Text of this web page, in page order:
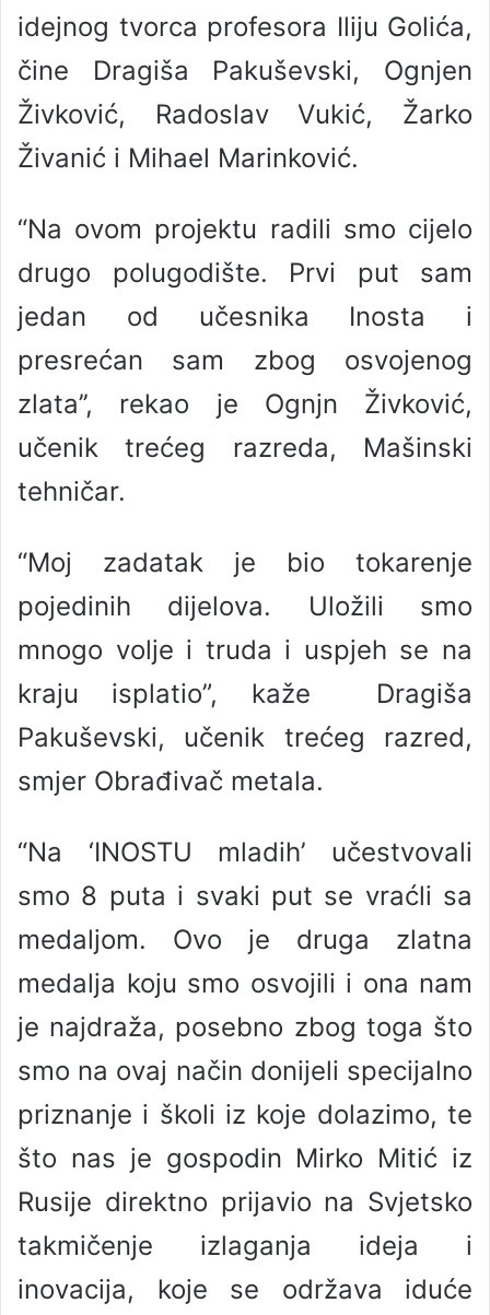
idejnog tvorca profesora Iliju Golića,
čine Dragiša Pakuševski, Ognjen
Živković, Radoslav Vukić, Žarko
Živanić i Mihael Marinković.
“Na ovom projektu radili smo cijelo
drugo polugodište. Prvi put sam
jedan od učesnika Inosta i
presrećan sam zbog osvojenog
zlata’’, rekao je Ognjn Živković,
učenik trećeg razreda, Mašinski
tehničar.
“Moj zadatak je bio tokarenje
pojedinih dijelova. Uložili smo
mnogo volje i truda i uspjeh se na
kraju isplatio”, kaže Dragiša
Pakuševski, učenik trećeg razred,
smjer Obrađivač metala.
“Na ‘INOSTU mladih’ učestvovali
smo 8 puta i svaki put se vraćli sa
medaljom. Ovo je druga zlatna
medalja koju smo osvojili i ona nam
je najdraža, posebno zbog toga što
smo na ovaj način donijeli specijalno
priznanje i školi iz koje dolazimo, te
što nas je gospodin Mirko Mitić iz
Rusije direktno prijavio na Svjetsko
takmičenje izlaganja ideja i
inovacija, koje se održava iduće